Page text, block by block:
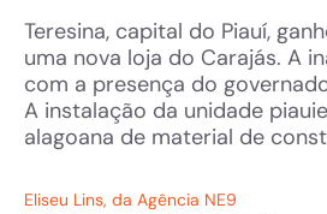
Teresina, capital do Piauí,
uma nova loja do Carajás. A
com a presença do
A instalação da unidade
alagoana de material de
Eliseu Lins, da Agência NE9